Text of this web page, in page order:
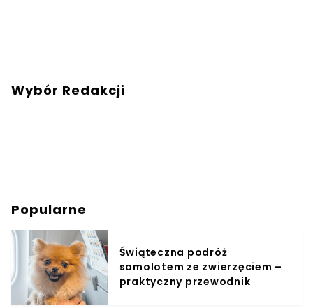
Wybór Redakcji
Popularne
Świąteczna podróż
samolotem ze zwierzęciem –
praktyczny przewodnik